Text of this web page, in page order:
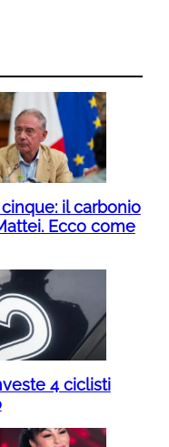
il carbonio
Ecco come
4 ciclisti